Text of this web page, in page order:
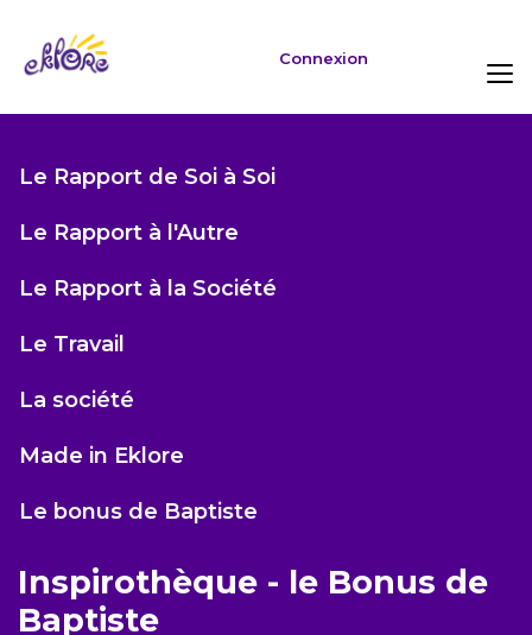
Connexion
Le Rapport de Soi à Soi
Le Rapport à l'Autre
Le Rapport à la Société
Le Travail
La société
Made in Eklore
Le bonus de Baptiste
Inspirothèque - le Bonus de
Baptiste